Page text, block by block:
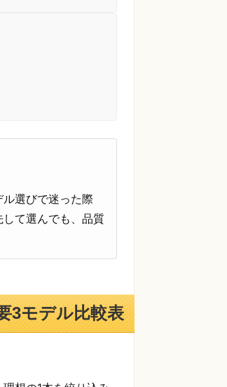
選びで迷った際
して選んでも、品質
3モデル比較表